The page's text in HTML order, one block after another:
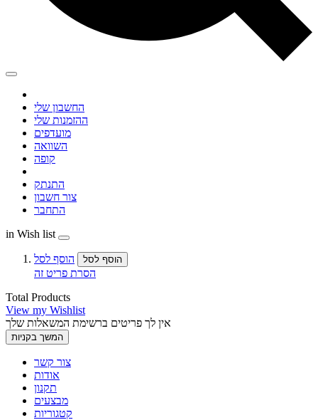
החשבון שלי
ההזמנות שלי
מועדפים
השוואה
קופה
התנתק
צור חשבון
התחבר
in Wish list
הוסף לסל הוסף לסל
הסרת פריט זה
Total Products
View my Wishlist
אין לך פריטים ברשימת המשאלות שלך
המשך בקניות
צור קשר
אודות
תקנון
מבצעים
קטגוריות